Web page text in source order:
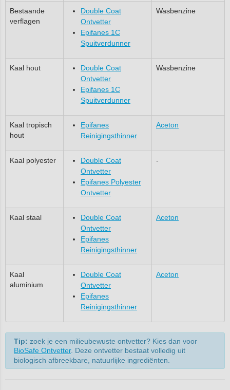
Bestaande
verflagen
Double Coat
Ontvetter
Epifanes 1C
Spuitverdunner
Wasbenzine
Kaal hout
Double Coat
Ontvetter
Epifanes 1C
Spuitverdunner
Wasbenzine
Kaal tropisch
hout
Epifanes
Reinigingsthinner
Aceton
Kaal polyester
Double Coat
Ontvetter
Epifanes Polyester
Ontvetter
-
Kaal staal
Double Coat
Ontvetter
Epifanes
Reinigingsthinner
Aceton
Kaal
aluminium
Double Coat
Ontvetter
Epifanes
Reinigingsthinner
Aceton
Tip: zoek je een milieubewuste ontvetter? Kies dan voor
BioSafe Ontvetter. Deze ontvetter bestaat volledig uit
biologisch afbreekbare, natuurlijke ingrediënten.